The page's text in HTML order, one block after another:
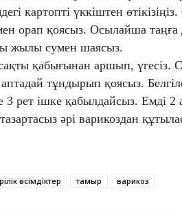
картопті үккіштен
орап қоясыз. Осылайша таңға
жылы сумен шаясыз.
қабығынан аршып, үгесіз.
тұндырып қоясыз.
3 рет ішке қабылдайсыз. Емді 2
әрі варикоздан
өсімдіктер тамыр варикоз